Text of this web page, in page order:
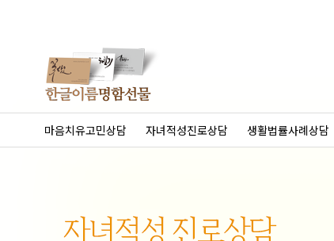
마음치유고민상담 자녀적성진로상담 생활법률사례상담